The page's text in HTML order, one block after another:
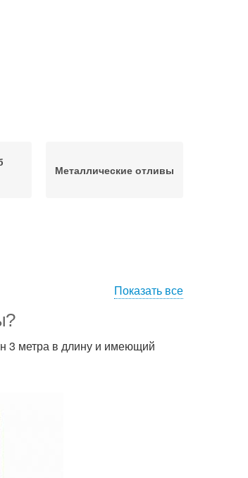
Металлические отливы
Показать все
3 метра в длину и имеющий